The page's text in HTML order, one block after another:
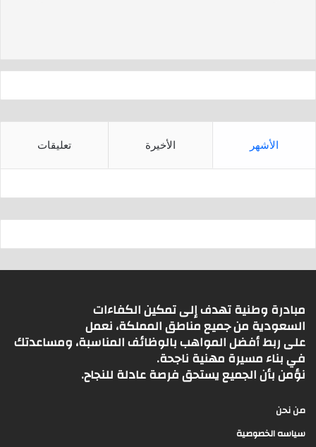
p
الأشهر الأخيرة تعليقات
مبادرة وطنية تهدف إلى تمكين الكفاءات
السعودية من جميع مناطق المملكة، نعمل
على ربط أفضل المواهب بالوظائف المناسبة، ومساعدتك
في بناء مسيرة مهنية ناجحة.
نؤمن بأن الجميع يستحق فرصة عادلة للنجاح.
من نحن
سياسه الخصوصية